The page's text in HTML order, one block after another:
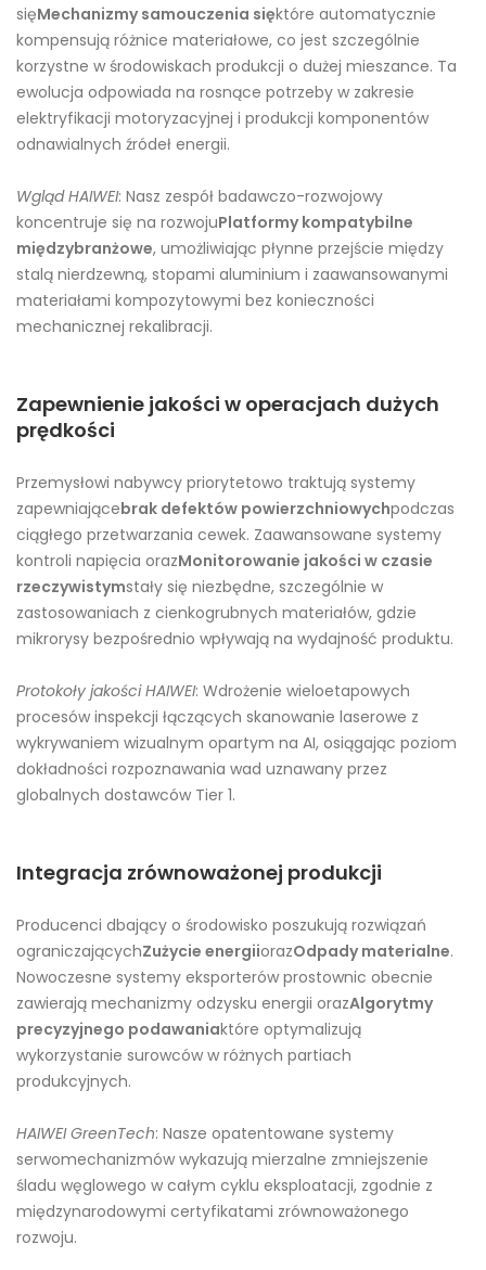
sięMechanizmy samouczenia sięktóre automatycznie
kompensują różnice materiałowe, co jest szczególnie
korzystne w środowiskach produkcji o dużej mieszance. Ta
ewolucja odpowiada na rosnące potrzeby w zakresie
elektryfikacji motoryzacyjnej i produkcji komponentów
odnawialnych źródeł energii.
Wgląd HAIWEI: Nasz zespół badawczo-rozwojowy
koncentruje się na rozwojuPlatformy kompatybilne
międzybranżowe, umożliwiając płynne przejście między
stalą nierdzewną, stopami aluminium i zaawansowanymi
materiałami kompozytowymi bez konieczności
mechanicznej rekalibracji.
Zapewnienie jakości w operacjach dużych
prędkości
Przemysłowi nabywcy priorytetowo traktują systemy
zapewniającebrak defektów powierzchniowychpodczas
ciągłego przetwarzania cewek. Zaawansowane systemy
kontroli napięcia orazMonitorowanie jakości w czasie
rzeczywistymstały się niezbędne, szczególnie w
zastosowaniach z cienkogrubnych materiałów, gdzie
mikrorysy bezpośrednio wpływają na wydajność produktu.
Protokoły jakości HAIWEI: Wdrożenie wieloetapowych
procesów inspekcji łączących skanowanie laserowe z
wykrywaniem wizualnym opartym na AI, osiągając poziom
dokładności rozpoznawania wad uznawany przez
globalnych dostawców Tier 1.
Integracja zrównoważonej produkcji
Producenci dbający o środowisko poszukują rozwiązań
ograniczającychZużycie energiiorazOdpady materialne.
Nowoczesne systemy eksporterów prostownic obecnie
zawierają mechanizmy odzysku energii orazAlgorytmy
precyzyjnego podawaniaktóre optymalizują
wykorzystanie surowców w różnych partiach
produkcyjnych.
HAIWEI GreenTech: Nasze opatentowane systemy
serwomechanizmów wykazują mierzalne zmniejszenie
śladu węglowego w całym cyklu eksploatacji, zgodnie z
międzynarodowymi certyfikatami zrównoważonego
rozwoju.